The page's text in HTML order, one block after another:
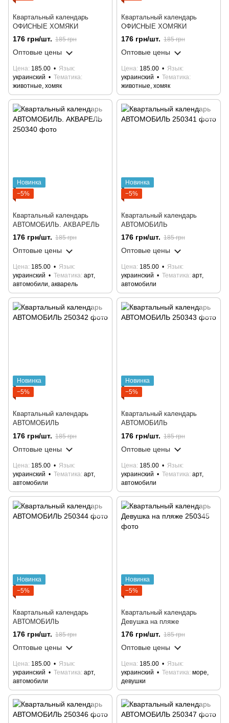
Квартальный календарь
ОФИСНЫЕ ХОМЯКИ
176 грн/шт. 185 грн
Оптовые цены
Цена 185.00
Язык
украинский
Тематика
животные, хомяк
Квартальный календарь
ОФИСНЫЕ ХОМЯКИ
176 грн/шт. 185 грн
Оптовые цены
Цена 185.00
Язык
украинский
Тематика
животные, хомяк
Новинка
−5%
Квартальный календарь
АВТОМОБИЛЬ. АКВАРЕЛЬ
176 грн/шт. 185 грн
Оптовые цены
Цена 185.00
Язык
украинский
Тематика арт,
автомобили, акварель
Новинка
−5%
Квартальный календарь
АВТОМОБИЛЬ
176 грн/шт. 185 грн
Оптовые цены
Цена 185.00
Язык
украинский
Тематика арт,
автомобили
Новинка
−5%
Квартальный календарь
АВТОМОБИЛЬ
176 грн/шт. 185 грн
Оптовые цены
Цена 185.00
Язык
украинский
Тематика арт,
автомобили
Новинка
−5%
Квартальный календарь
АВТОМОБИЛЬ
176 грн/шт. 185 грн
Оптовые цены
Цена 185.00
Язык
украинский
Тематика арт,
автомобили
Новинка
−5%
Квартальный календарь
АВТОМОБИЛЬ
176 грн/шт. 185 грн
Оптовые цены
Цена 185.00
Язык
украинский
Тематика арт,
автомобили
Новинка
−5%
Квартальный календарь
Девушка на пляже
176 грн/шт. 185 грн
Оптовые цены
Цена 185.00
Язык
украинский
Тематика море,
девушки